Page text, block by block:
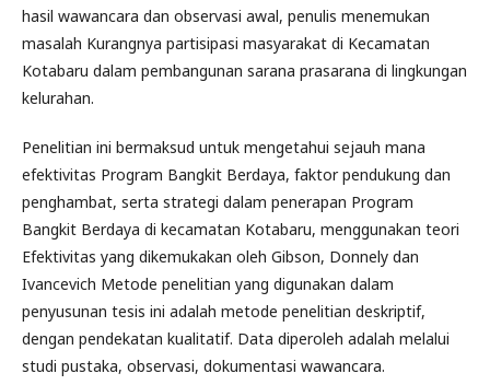
hasil wawancara dan observasi awal, penulis menemukan
masalah Kurangnya partisipasi masyarakat di Kecamatan
Kotabaru dalam pembangunan sarana prasarana di lingkungan
kelurahan.
Penelitian ini bermaksud untuk mengetahui sejauh mana
efektivitas Program Bangkit Berdaya, faktor pendukung dan
penghambat, serta strategi dalam penerapan Program
Bangkit Berdaya di kecamatan Kotabaru, menggunakan teori
Efektivitas yang dikemukakan oleh Gibson, Donnely dan
Ivancevich Metode penelitian yang digunakan dalam
penyusunan tesis ini adalah metode penelitian deskriptif,
dengan pendekatan kualitatif. Data diperoleh adalah melalui
studi pustaka, observasi, dokumentasi wawancara.